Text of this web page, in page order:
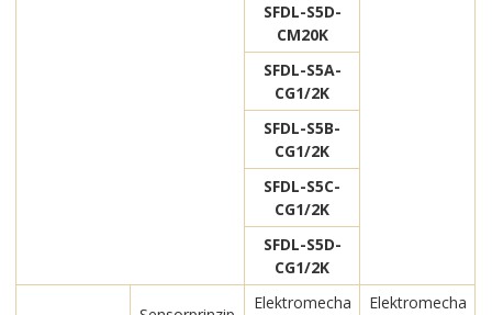
SFDL-S5D-
CM20K
SFDL-S5A-
CG1/2K
SFDL-S5B-
CG1/2K
SFDL-S5C-
CG1/2K
SFDL-S5D-
CG1/2K
Elektromecha Elektromecha